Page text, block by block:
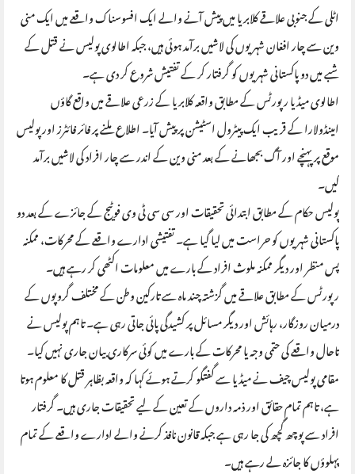
اٹلی کے جنوبی علاقے کلابریا میں پیش آنے والے ایک افسوسناک واقعے میں ایک منی
وین سے چار افغان شہریوں کی لاشیں برآمد ہوئی ہیں، جبکہ اطالوی پولیس نے قتل کے
شبے میں دو پاکستانی شہریوں کو گرفتار کر کے تفتیش شروع کر دی ہے۔
اطالوی میڈیا رپورٹس کے مطابق واقعہ کلابریا کے زرعی علاقے میں واقع گاؤں
امینڈولارا کے قریب ایک پیٹرول اسٹیشن پر پیش آیا۔ اطلاع ملنے پر فائر فائٹرز اور پولیس
موقع پر پہنچے اور آگ بجھانے کے بعد منی وین کے اندر سے چار افراد کی لاشیں برآمد
کیں۔
پولیس حکام کے مطابق ابتدائی تحقیقات اور سی سی ٹی وی فوٹیج کے جائزے کے بعد دو
پاکستانی شہریوں کو حراست میں لیا گیا ہے۔ تفتیشی ادارے واقعے کے محرکات، ممکنہ
پس منظر اور دیگر ممکنہ ملوث افراد کے بارے میں معلومات اکٹھی کر رہے ہیں۔
رپورٹس کے مطابق علاقے میں گزشتہ چند ماہ سے تارکین وطن کے مختلف گروپوں کے
درمیان روزگار، رہائش اور دیگر مسائل پر کشیدگی پائی جاتی رہی ہے۔ تاہم پولیس نے
تاحال واقعے کی حتمی وجہ یا محرکات کے بارے میں کوئی سرکاری بیان جاری نہیں کیا۔
مقامی پولیس چیف نے میڈیا سے گفتگو کرتے ہوئے کہا کہ واقعہ بظاہر قتل کا معلوم ہوتا
ہے، تاہم تمام حقائق اور ذمہ داروں کے تعین کے لیے تحقیقات جاری ہیں۔ گرفتار
افراد سے پوچھ گچھ کی جا رہی ہے جبکہ قانون نافذ کرنے والے ادارے واقعے کے تمام
پہلوؤں کا جائزہ لے رہے ہیں۔